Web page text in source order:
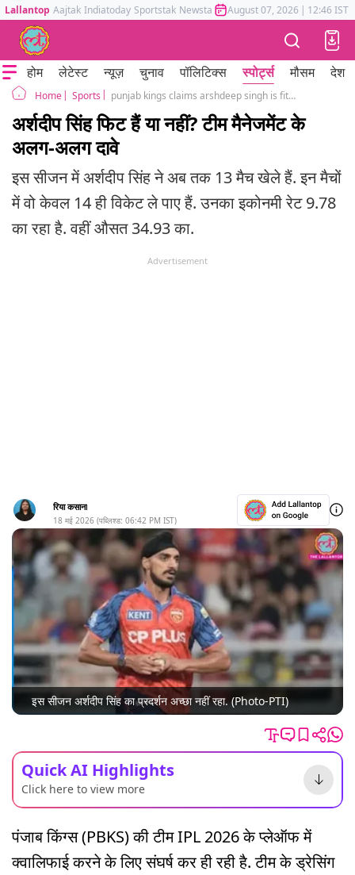
Lallantop Aajtak Indiatoday Sportstak Newstak Mumbai Tak Astrotak
August 07, 2026 | 12:46 IST
होम लेटेस्ट न्यूज़ चुनाव पॉलिटिक्स स्पोर्ट्स मौसम देश
Home Sports punjab kings claims arshdeep singh is fit after Andrew Leipus said otherwise ipl 2026
अर्शदीप सिंह फिट हैं या नहीं? टीम मैनेजमेंट के
अलग-अलग दावे
इस सीजन में अर्शदीप सिंह ने अब तक 13 मैच खेले हैं. इन मैचों
में वो केवल 14 ही विकेट ले पाए हैं. उनका इकोनमी रेट 9.78
का रहा है. वहीं औसत 34.93 का.
Advertisement
रिया कसाना
18 मई 2026 (पब्लिश्ड: 06:42 PM IST)
इस सीजन अर्शदीप सिंह का प्रदर्शन अच्छा नहीं रहा. (Photo-PTI)
Quick AI Highlights
Click here to view more
पंजाब किंग्स (PBKS) की टीम IPL 2026 के प्लेऑफ में
क्वालिफाई करने के लिए संघर्ष कर ही रही है. टीम के ड्रेसिंग